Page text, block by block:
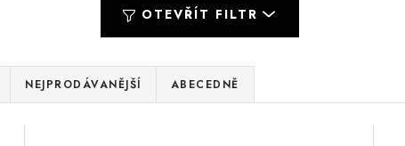
OTEVŘÍT FILTR
NEJPRODÁVANĚJŠÍ ABECEDNĚ